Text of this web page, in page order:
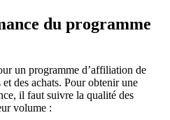
du programme
un programme d’affiliation de
des achats. Pour obtenir une
il faut suivre la qualité des
volume :